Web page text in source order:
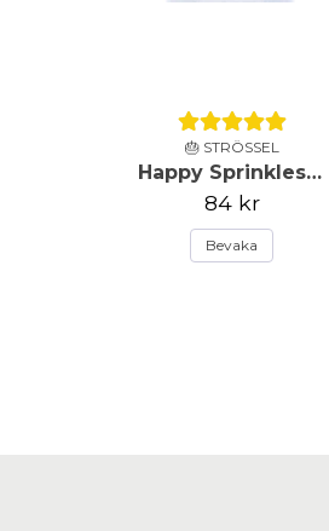
🎂 STRÖSSEL
Happy Sprinkles - Strössel - Frost Queen - 90g
84 kr
Bevaka